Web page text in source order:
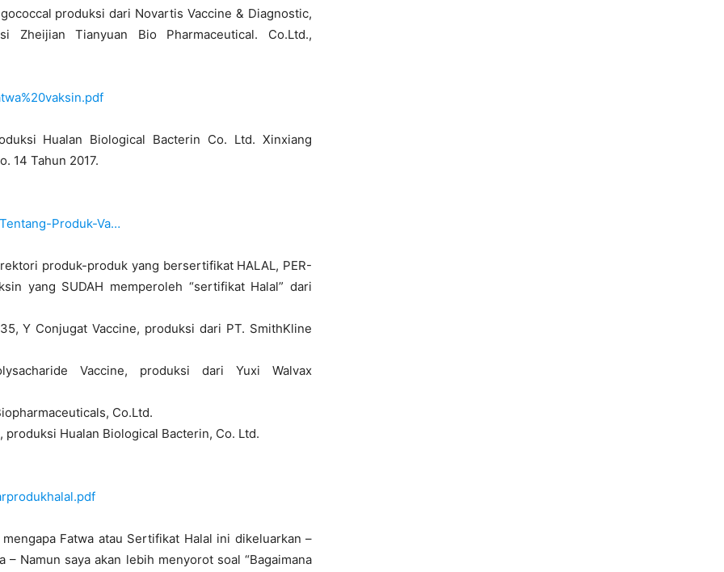
produksi dari Novartis Vaccine & Diagnostic,
Zheijian Tianyuan Bio Pharmaceutical. Co.Ltd.,
Hualan Biological Bacterin Co. Ltd. Xinxiang
14 Tahun 2017.
Produk-Va…
produk-produk yang bersertifikat HALAL, PER-
yang SUDAH memperoleh “sertifikat Halal” dari
Y Conjugat Vaccine, produksi dari PT. SmithKline
Vaccine, produksi dari Yuxi Walvax
Co.Ltd.
Hualan Biological Bacterin, Co. Ltd.
Fatwa atau Sertifikat Halal ini dikeluarkan –
Namun saya akan lebih menyorot soal “Bagaimana